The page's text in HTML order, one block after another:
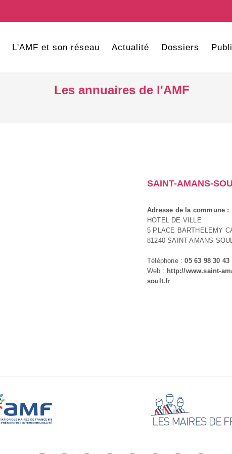
L'AMF et son réseau Actualité Dossiers
Les annuaires de l'AMF
SAINT-AMANS-
Adresse de la commune :
HOTEL DE VILLE
5 PLACE BARTHELEMY
81240 SAINT AMANS
Téléphone :05 63 98 30 43
Web : http://www.saint-
soult.fr